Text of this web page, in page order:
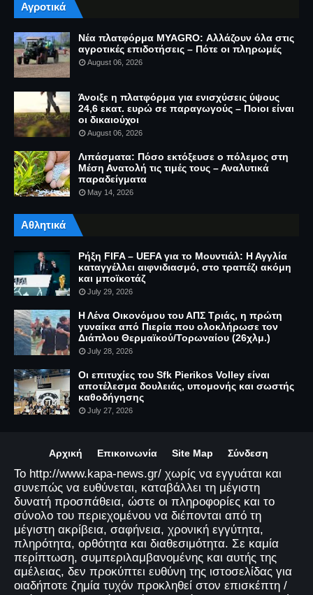
Αγροτικά
Νέα πλατφόρμα MYAGRO: Αλλάζουν όλα στις
αγροτικές επιδοτήσεις – Πότε οι πληρωμές
August 06, 2026
Άνοιξε η πλατφόρμα για ενισχύσεις ύψους
24,6 εκατ. ευρώ σε παραγωγούς – Ποιοι είναι
οι δικαιούχοι
August 06, 2026
Λιπάσματα: Πόσο εκτόξευσε ο πόλεμος στη
Μέση Ανατολή τις τιμές τους – Αναλυτικά
παραδείγματα
May 14, 2026
Αθλητικά
Ρήξη FIFA – UEFA για το Μουντιάλ: Η Αγγλία
καταγγέλλει αιφνιδιασμό, στο τραπέζι ακόμη
και μποϊκοτάζ
July 29, 2026
Η Λένα Οικονόμου του ΑΠΣ Τριάς, η πρώτη
γυναίκα από Πιερία που ολοκλήρωσε τον
Διάπλου Θερμαϊκού/Τορωναίου (26χλμ.)
July 28, 2026
Οι επιτυχίες του Sfk Pierikos Volley είναι
αποτέλεσμα δουλειάς, υπομονής και σωστής
καθοδήγησης
July 27, 2026
Αρχική Επικοινωνία Site Map Σύνδεση
Το http://www.kapa-news.gr/ χωρίς να εγγυάται και
συνεπώς να ευθύνεται, καταβάλλει τη μέγιστη
δυνατή προσπάθεια, ώστε οι πληροφορίες και το
σύνολο του περιεχομένου να διέπονται από τη
μέγιστη ακρίβεια, σαφήνεια, χρονική εγγύτητα,
πληρότητα, ορθότητα και διαθεσιμότητα. Σε καμία
περίπτωση, συμπεριλαμβανομένης και αυτής της
αμέλειας, δεν προκύπτει ευθύνη της ιστοσελίδας για
οιαδήποτε ζημία τυχόν προκληθεί στον επισκέπτη /